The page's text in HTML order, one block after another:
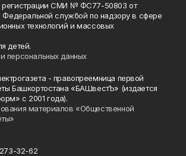
регистрации СМИ № ФС77-50803 от
Федеральной службой по надзору в сфере
технологий и массовых
детей.
персональных данных
- правопреемница первой
Башкортостана «БАШвестЪ» (издается
с 2001 года).
материалов «Общественной
32-62